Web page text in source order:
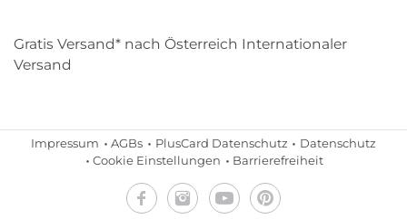
Gratis Versand* nach Österreich Internationaler
Versand
Impressum AGBs PlusCard Datenschutz
Datenschutz
Cookie Einstellungen
Barrierefreiheit